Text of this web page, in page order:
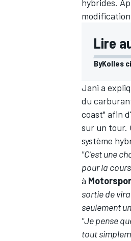
hybrides.
Lire
ByKolles
Jani a
du
coast" afin
sur un tour.
système
"C'est une
pour la
à
sortie de
seulement
"Je pense
tout